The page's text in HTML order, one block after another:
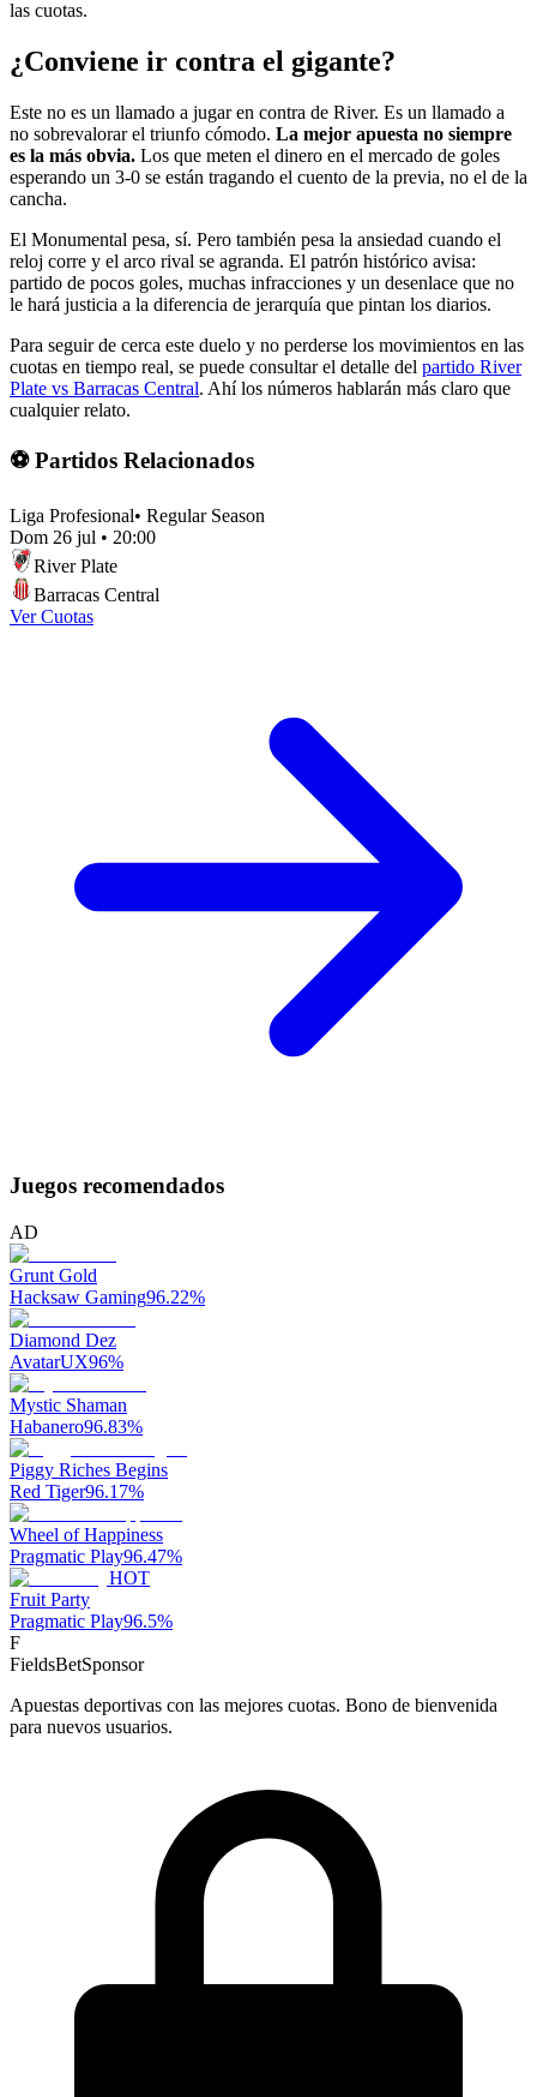
las cuotas.
¿Conviene ir contra el gigante?
Este no es un llamado a jugar en contra de River. Es un llamado a
no sobrevalorar el triunfo cómodo. La mejor apuesta no siempre
es la más obvia. Los que meten el dinero en el mercado de goles
esperando un 3-0 se están tragando el cuento de la previa, no el de la
cancha.
El Monumental pesa, sí. Pero también pesa la ansiedad cuando el
reloj corre y el arco rival se agranda. El patrón histórico avisa:
partido de pocos goles, muchas infracciones y un desenlace que no
le hará justicia a la diferencia de jerarquía que pintan los diarios.
Para seguir de cerca este duelo y no perderse los movimientos en las
cuotas en tiempo real, se puede consultar el detalle del partido River
Plate vs Barracas Central. Ahí los números hablarán más claro que
cualquier relato.
⚽ Partidos Relacionados
Liga Profesional• Regular Season
Dom 26 jul • 20:00
River Plate
Barracas Central
Ver Cuotas
Juegos recomendados
AD
Grunt Gold
Hacksaw Gaming96.22%
Diamond Dez
AvatarUX96%
Mystic Shaman
Habanero96.83%
Piggy Riches Begins
Red Tiger96.17%
Wheel of Happiness
Pragmatic Play96.47%
HOT
Fruit Party
Pragmatic Play96.5%
F
FieldsBetSponsor
Apuestas deportivas con las mejores cuotas. Bono de bienvenida
para nuevos usuarios.